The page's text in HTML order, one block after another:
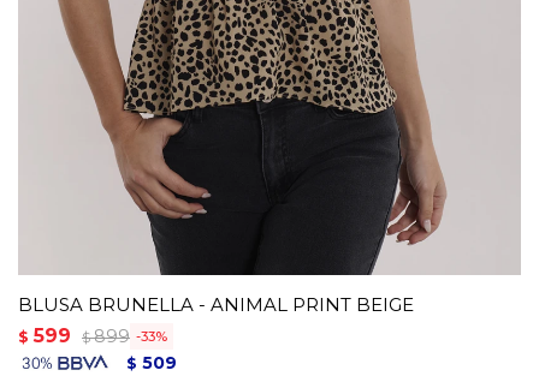
BLUSA BRUNELLA - ANIMAL PRINT BEIGE
$ 599 $ 899 33
$ 509